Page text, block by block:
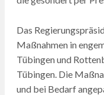
Das
Maßnahmen in
Tübingen und
Tübingen. Die
und bei Bedarf